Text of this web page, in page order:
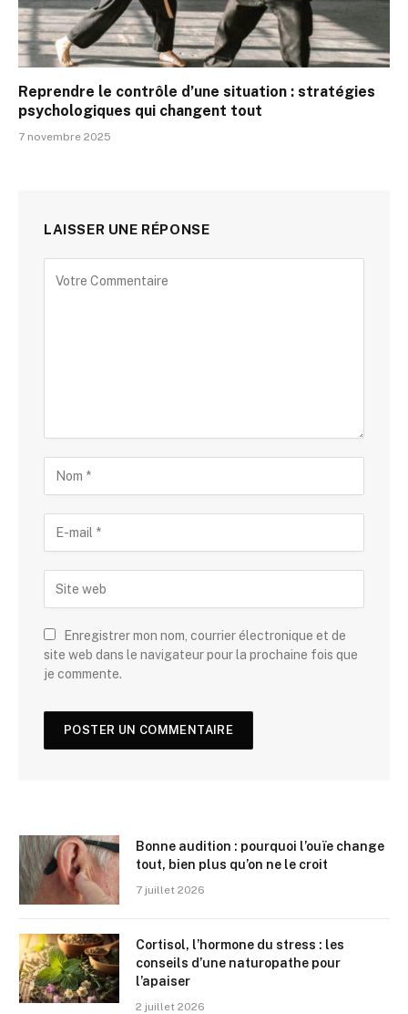
Reprendre le contrôle d’une situation : stratégies
psychologiques qui changent tout
7 novembre 2025
LAISSER UNE RÉPONSE
Enregistrer mon nom, courrier électronique et de
site web dans le navigateur pour la prochaine fois que
je commente.
Bonne audition : pourquoi l’ouïe change
tout, bien plus qu’on ne le croit
7 juillet 2026
Cortisol, l’hormone du stress : les
conseils d’une naturopathe pour
l’apaiser
2 juillet 2026